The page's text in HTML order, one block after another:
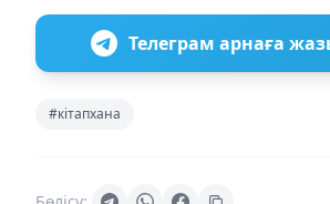
Телеграм арнаға
#кітапхана